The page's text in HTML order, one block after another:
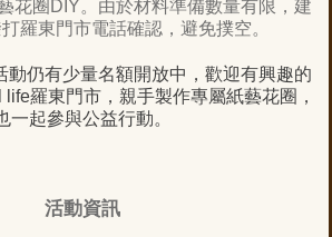
花圈 DIY。由於材料準備數量有限，建
羅東門市電話確認，避免撲空。
動仍有少量名額開放中，歡迎有興趣的
life羅東門市，親手製作專屬紙藝花圈，
一起參與公益行動。
活動資訊